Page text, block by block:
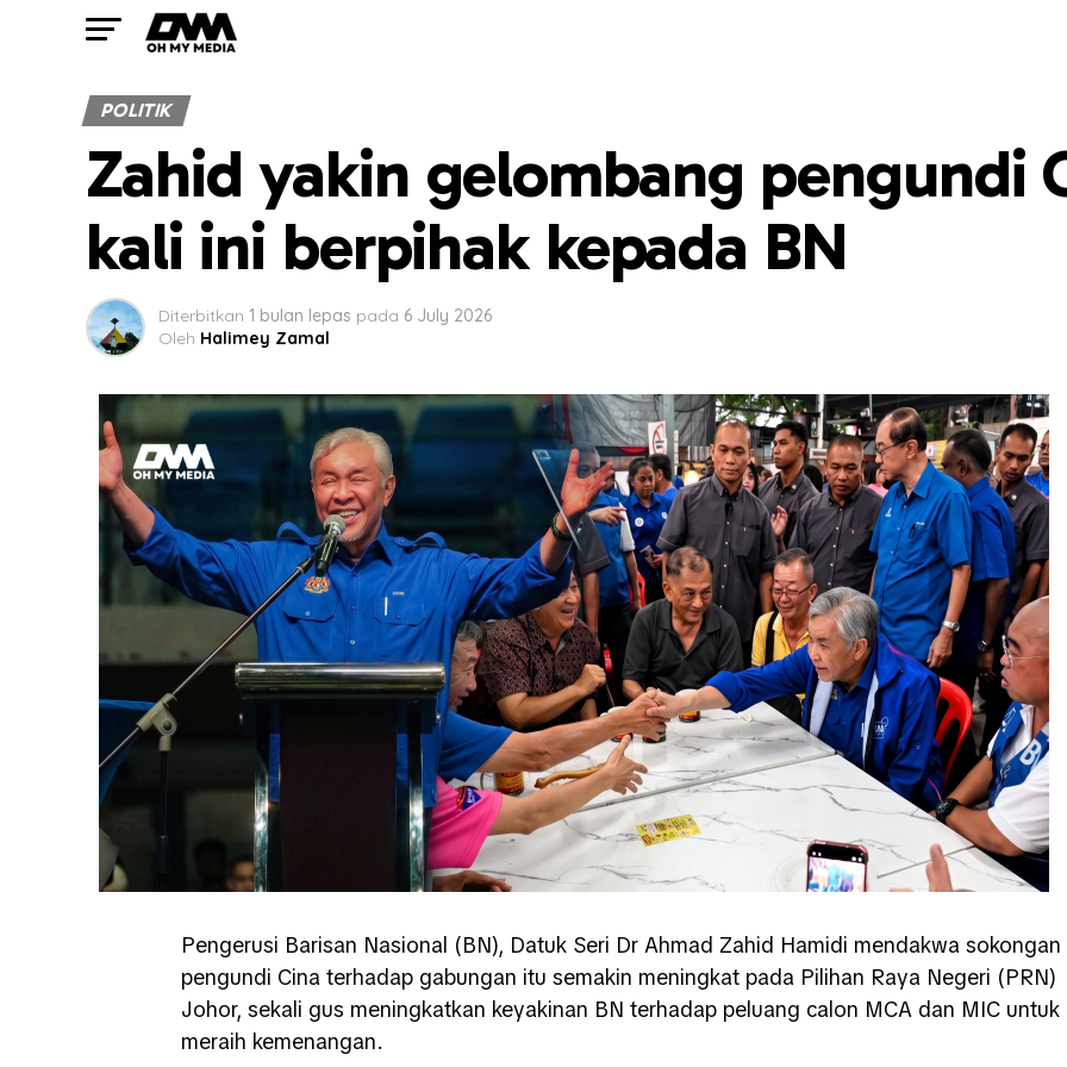
POLITIK
Zahid yakin gelombang pengundi
kali ini berpihak kepada BN
Diterbitkan 1 bulan lepas pada 6 July 2026
Oleh Halimey Zamal
Pengerusi Barisan Nasional (BN), Datuk Seri Dr Ahmad Zahid Hamidi mendakwa sokongan
pengundi Cina terhadap gabungan itu semakin meningkat pada Pilihan Raya Negeri (PRN)
Johor, sekali gus meningkatkan keyakinan BN terhadap peluang calon MCA dan MIC untuk
meraih kemenangan.